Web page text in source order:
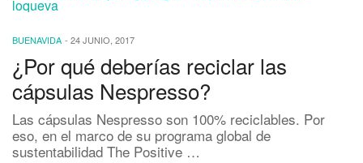
BUENAVIDA - 24 JUNIO, 2017
¿Por qué deberías reciclar las
cápsulas Nespresso?
Las cápsulas Nespresso son 100% reciclables. Por
eso, en el marco de su programa global de
sustentabilidad The Positive …